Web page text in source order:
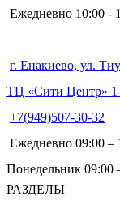
Ежедневно 10:00 -
г. Енакиево, ул.
ТЦ «Сити Центр» 1
+7(949)507-30-32
Ежедневно 09:00 –
Понедельник 09:00
РАЗДЕЛЫ